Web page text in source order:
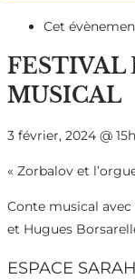
Cet
FESTIVAL
MUSICAL
3 février, 2024 @
« Zorbalov et
Conte musical
et Hugues
ESPACE